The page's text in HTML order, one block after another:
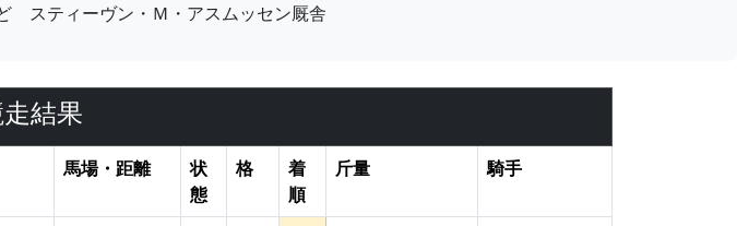
スティーヴン・Ｍ・アスムッセン厩舎
結果
馬場・距離
状
態
格
着
順
斤量 騎手